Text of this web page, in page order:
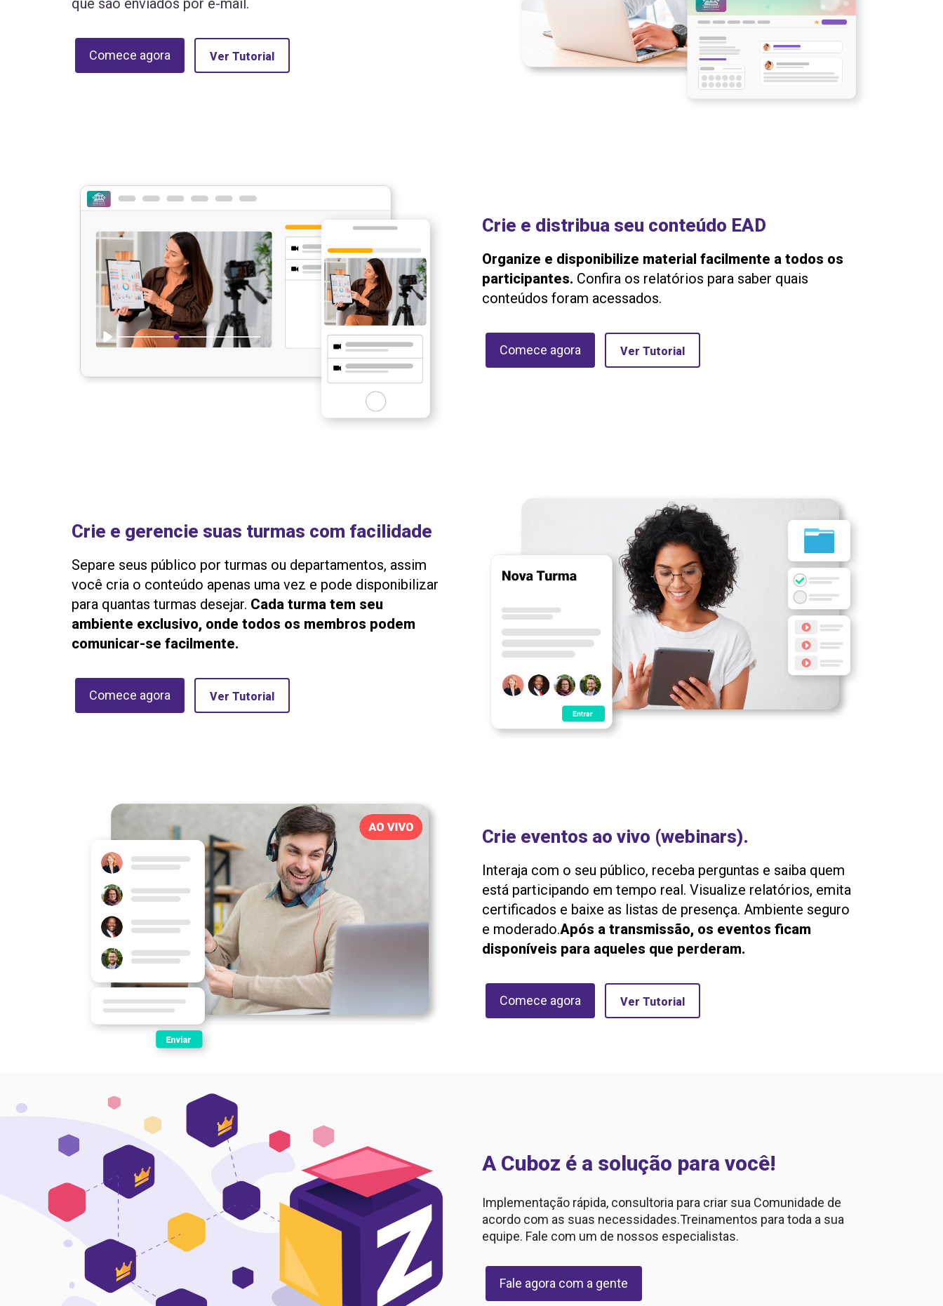
que são enviados por e-mail.
Comece agora Ver Tutorial
Crie e distribua seu conteúdo EAD
Organize e disponibilize material facilmente a todos os
participantes. Confira os relatórios para saber quais
conteúdos foram acessados.
Comece agora Ver Tutorial
Crie e gerencie suas turmas com facilidade
Separe seus público por turmas ou departamentos, assim
você cria o conteúdo apenas uma vez e pode disponibilizar
para quantas turmas desejar. Cada turma tem seu
ambiente exclusivo, onde todos os membros podem
comunicar-se facilmente.
Comece agora Ver Tutorial
Crie eventos ao vivo (webinars).
Interaja com o seu público, receba perguntas e saiba quem
está participando em tempo real. Visualize relatórios, emita
certificados e baixe as listas de presença. Ambiente seguro
e moderado.Após a transmissão, os eventos ficam
disponíveis para aqueles que perderam.
Comece agora Ver Tutorial
A Cuboz é a solução para você!
Implementação rápida, consultoria para criar sua Comunidade de
acordo com as suas necessidades.Treinamentos para toda a sua
equipe. Fale com um de nossos especialistas.
Fale agora com a gente